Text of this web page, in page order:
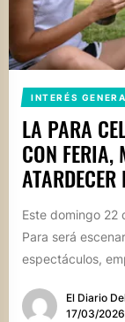
INTERÉS
LA PARA
CON FERIA,
Este domingo 22
Para será
espectáculos,
El Diario
17/03/2026